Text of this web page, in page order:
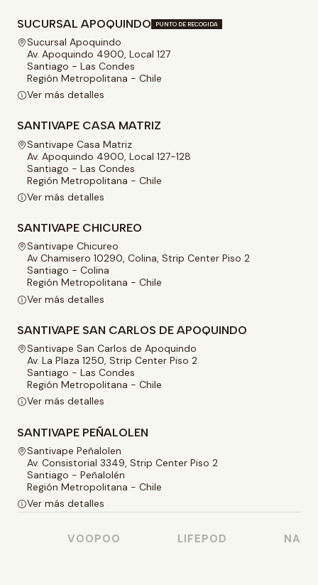
SUCURSAL APOQUINDO PUNTO DE RECOGIDA
Sucursal Apoquindo
Av. Apoquindo 4900, Local 127
Santiago - Las Condes
Región Metropolitana - Chile
Ver más detalles
SANTIVAPE CASA MATRIZ
Santivape Casa Matriz
Av. Apoquindo 4900, Local 127-128
Santiago - Las Condes
Región Metropolitana - Chile
Ver más detalles
SANTIVAPE CHICUREO
Santivape Chicureo
Av Chamisero 10290, Colina, Strip Center Piso 2
Santiago - Colina
Región Metropolitana - Chile
Ver más detalles
SANTIVAPE SAN CARLOS DE APOQUINDO
Santivape San Carlos de Apoquindo
Av. La Plaza 1250, Strip Center Piso 2
Santiago - Las Condes
Región Metropolitana - Chile
Ver más detalles
SANTIVAPE PEÑALOLEN
Santivape Peñalolen
Av. Consistorial 3349, Strip Center Piso 2
Santiago - Peñalolén
Región Metropolitana - Chile
Ver más detalles
VOOPOO LIFEPOD